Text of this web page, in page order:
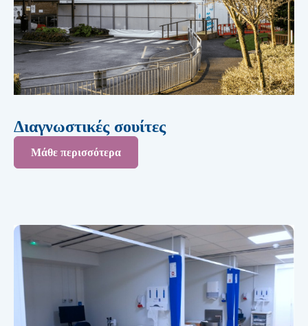
Διαγνωστικές σουίτες
Μάθε περισσότερα